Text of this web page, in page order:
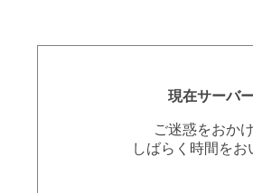
現在サーバ
ご迷惑をおか
しばらく時間を